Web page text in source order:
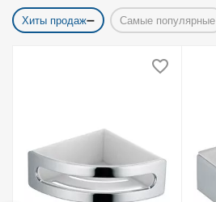
Хиты продаж Самые популярные